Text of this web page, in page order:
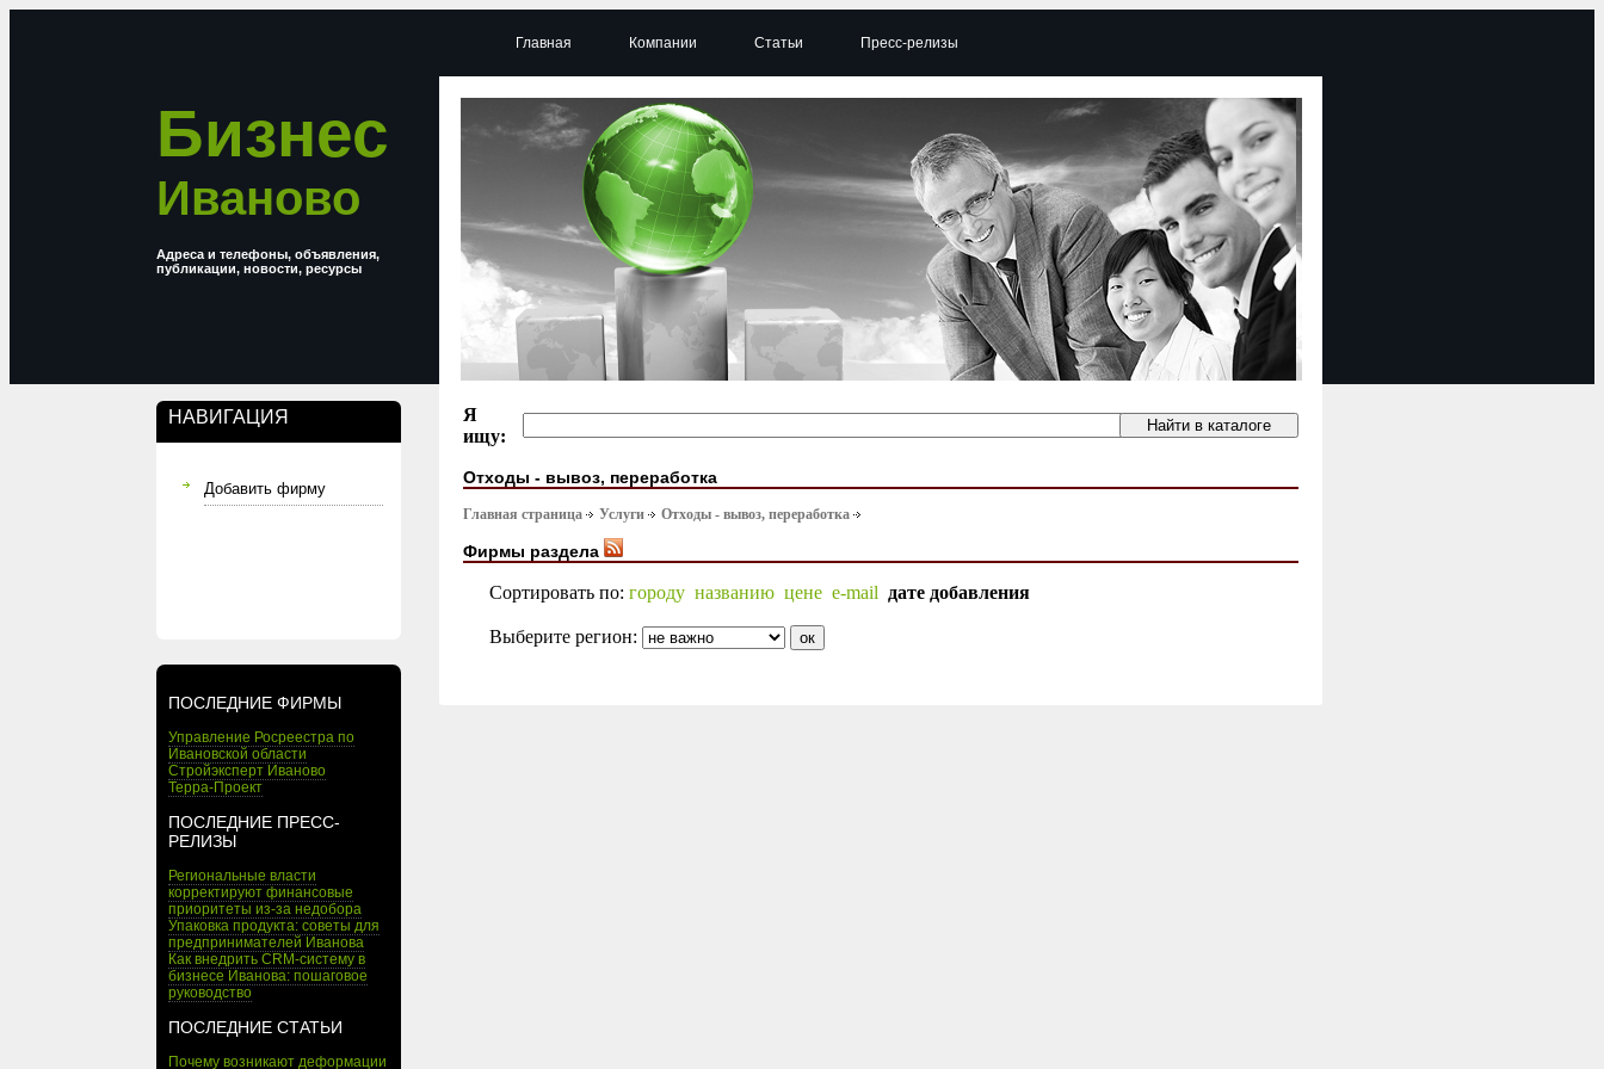
Бизнес
Иваново
Адреса и телефоны, объявления,
публикации, новости, ресурсы
НАВИГАЦИЯ
Добавить фирму
ПОСЛЕДНИЕ ФИРМЫ
Управление Росреестра по
Ивановской области
Стройэксперт Иваново
Терра-Проект
ПОСЛЕДНИЕ ПРЕСС-
РЕЛИЗЫ
Региональные власти
корректируют финансовые
приоритеты из-за недобора
Упаковка продукта: советы для
предпринимателей Иванова
Как внедрить CRM-систему в
бизнесе Иванова: пошаговое
руководство
ПОСЛЕДНИЕ СТАТЬИ
Почему возникают деформации
Главная Компании Статьи Пресс-релизы
Я
ищу:
Отходы - вывоз, переработка
Главная страница Услуги Отходы - вывоз, переработка
Фирмы раздела
Сортировать по: городу названию цене e-mail дате добавления
Выберите регион: